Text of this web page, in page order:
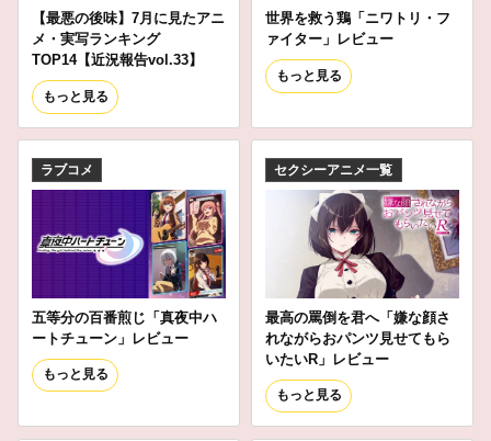
【最悪の後味】7月に見たアニ
メ・実写ランキング
TOP14【近況報告vol.33】
もっと見る
世界を救う鶏「ニワトリ・フ
ァイター」レビュー
もっと見る
ラブコメ
五等分の百番煎じ「真夜中ハ
ートチューン」レビュー
もっと見る
セクシーアニメ一覧
最高の罵倒を君へ「嫌な顔さ
れながらおパンツ見せてもら
いたいR」レビュー
もっと見る